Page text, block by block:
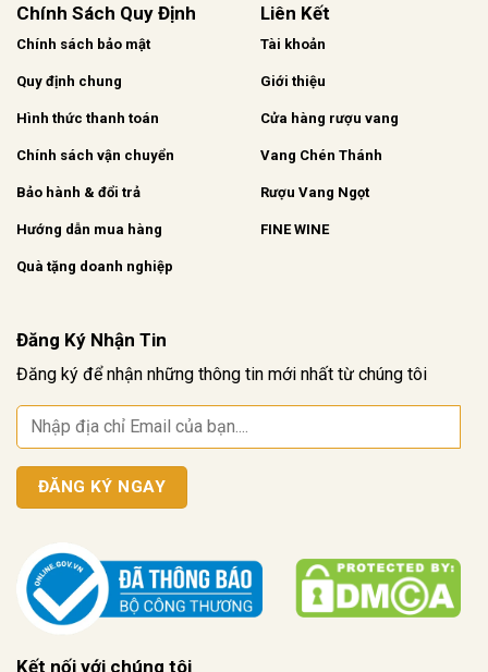
Chính Sách Quy Định
Chính sách bảo mật
Quy định chung
Hình thức thanh toán
Chính sách vận chuyển
Bảo hành & đổi trả
Hướng dẫn mua hàng
Quà tặng doanh nghiệp
Liên Kết
Tài khoản
Giới thiệu
Cửa hàng rượu vang
Vang Chén Thánh
Rượu Vang Ngọt
FINE WINE
Đăng Ký Nhận Tin
Đăng ký để nhận những thông tin mới nhất từ chúng tôi
Kết nối với chúng tôi